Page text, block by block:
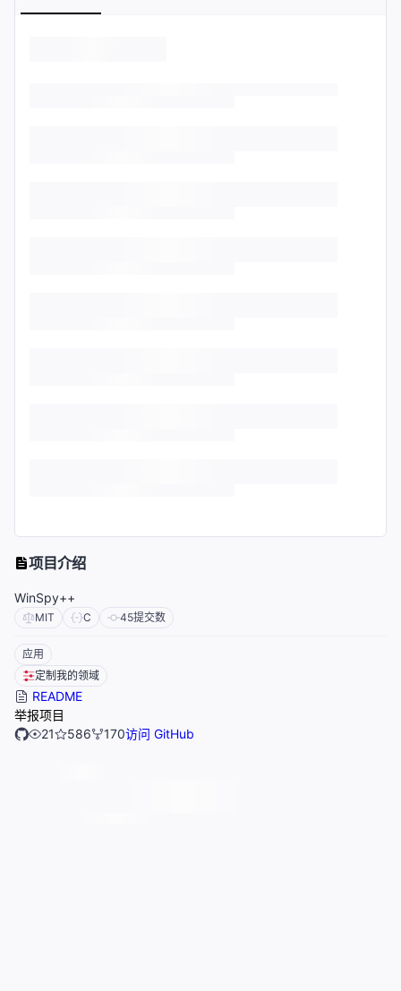
项目介绍
WinSpy++
MIT C 45提交数
应用
定制我的领域
README
举报项目
21
586 170访问 GitHub